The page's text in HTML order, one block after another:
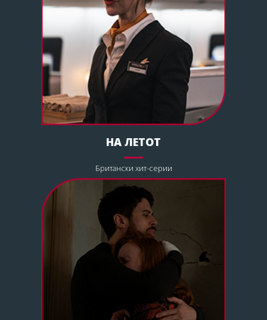
НА ЛЕТОТ
Британски хит-серии